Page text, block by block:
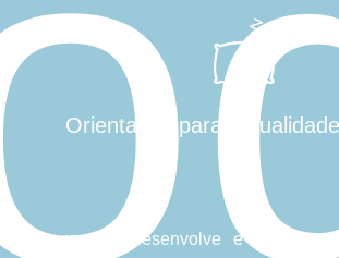
Orientação para a qualidade
A empresa desenvolve e aprimora